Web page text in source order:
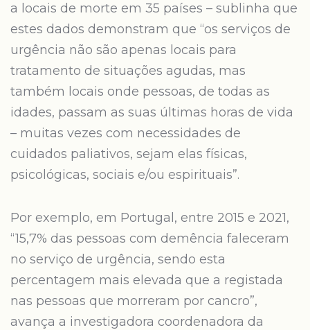
a locais de morte em 35 países – sublinha que
estes dados demonstram que “os serviços de
urgência não são apenas locais para
tratamento de situações agudas, mas
também locais onde pessoas, de todas as
idades, passam as suas últimas horas de vida
– muitas vezes com necessidades de
cuidados paliativos, sejam elas físicas,
psicológicas, sociais e/ou espirituais”.
Por exemplo, em Portugal, entre 2015 e 2021,
“15,7% das pessoas com demência faleceram
no serviço de urgência, sendo esta
percentagem mais elevada que a registada
nas pessoas que morreram por cancro”,
avança a investigadora coordenadora da